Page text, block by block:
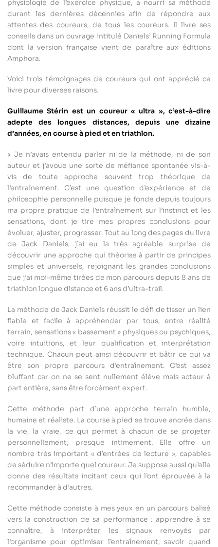
physiologie de l’exercice physique, a nourri sa méthode
durant les dernières décennies afin de répondre aux
attentes des coureurs, de tous les coureurs. Il livre ses
conseils dans un ouvrage intitulé Daniels’ Running Formula
dont la version française vient de paraître aux éditions
Amphora.
Voici trois témoignages de coureurs qui ont apprécié ce
livre pour diverses raisons.
Guillaume Stérin est un coureur « ultra », c’est-à-dire
adepte des longues distances, depuis une dizaine
d’années, en course à pied et en triathlon.
« Je n’avais entendu parler ni de la méthode, ni de son
auteur et j’avoue une sorte de méfiance spontanée vis-à-
vis de toute approche souvent trop théorique de
l’entraînement. C’est une question d’expérience et de
philosophie personnelle puisque je fonde depuis toujours
ma propre pratique de l’entraînement sur l’instinct et les
sensations, dont je tire mes propres conclusions pour
évoluer, ajuster, progresser. Tout au long des pages du livre
de Jack Daniels, j’ai eu la très agréable surprise de
découvrir une approche qui théorise à partir de principes
simples et universels, rejoignant les grandes conclusions
que j’ai moi-même tirées de mon parcours depuis 8 ans de
triathlon longue distance et 6 ans d’ultra-trail.
La méthode de Jack Daniels réussit le défi de tisser un lien
fiable et facile à appréhender par tous, entre réalité
terrain, sensations « bassement » physiques ou psychiques,
voire intuitions, et leur qualification et interprétation
technique. Chacun peut ainsi découvrir et bâtir ce qui va
être son propre parcours d’entraînement. C’est assez
bluffant car on ne se sent nullement élève mais acteur à
part entière, sans être forcément expert.
Cette méthode part d’une approche terrain humble,
humaine et réaliste. La course à pied se trouve ancrée dans
la vie, la vraie, ce qui permet à chacun de se projeter
personnellement, presque intimement. Elle offre un
nombre très important « d’entrées de lecture », capables
de séduire n’importe quel coureur. Je suppose aussi qu’elle
donne des résultats incitant ceux qui l’ont éprouvée à la
recommander à d’autres.
Cette méthode consiste à mes yeux en un parcours balisé
vers la construction de sa performance : apprendre à se
connaître, à interpréter les signaux renvoyés par
l’organisme pour optimiser l’entraînement, savoir quand